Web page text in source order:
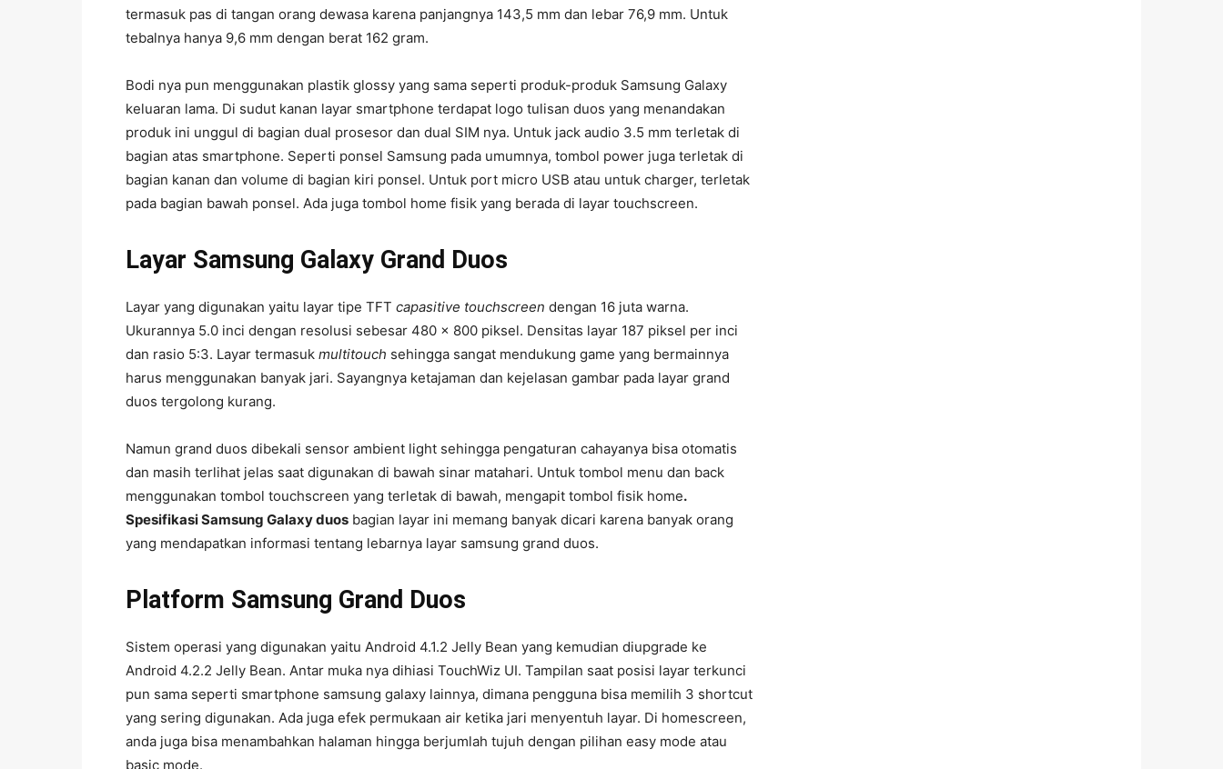
termasuk pas di tangan orang dewasa karena panjangnya 143,5 mm dan lebar 76,9 mm. Untuk
tebalnya hanya 9,6 mm dengan berat 162 gram.
Bodi nya pun menggunakan plastik glossy yang sama seperti produk-produk Samsung Galaxy
keluaran lama. Di sudut kanan layar smartphone terdapat logo tulisan duos yang menandakan
produk ini unggul di bagian dual prosesor dan dual SIM nya. Untuk jack audio 3.5 mm terletak di
bagian atas smartphone. Seperti ponsel Samsung pada umumnya, tombol power juga terletak di
bagian kanan dan volume di bagian kiri ponsel. Untuk port micro USB atau untuk charger, terletak
pada bagian bawah ponsel. Ada juga tombol home fisik yang berada di layar touchscreen.
Layar Samsung Galaxy Grand Duos
Layar yang digunakan yaitu layar tipe TFT capasitive touchscreen dengan 16 juta warna.
Ukurannya 5.0 inci dengan resolusi sebesar 480 x 800 piksel. Densitas layar 187 piksel per inci
dan rasio 5:3. Layar termasuk multitouch sehingga sangat mendukung game yang bermainnya
harus menggunakan banyak jari. Sayangnya ketajaman dan kejelasan gambar pada layar grand
duos tergolong kurang.
Namun grand duos dibekali sensor ambient light sehingga pengaturan cahayanya bisa otomatis
dan masih terlihat jelas saat digunakan di bawah sinar matahari. Untuk tombol menu dan back
menggunakan tombol touchscreen yang terletak di bawah, mengapit tombol fisik home.
Spesifikasi Samsung Galaxy duos bagian layar ini memang banyak dicari karena banyak orang
yang mendapatkan informasi tentang lebarnya layar samsung grand duos.
Platform Samsung Grand Duos
Sistem operasi yang digunakan yaitu Android 4.1.2 Jelly Bean yang kemudian diupgrade ke
Android 4.2.2 Jelly Bean. Antar muka nya dihiasi TouchWiz UI. Tampilan saat posisi layar terkunci
pun sama seperti smartphone samsung galaxy lainnya, dimana pengguna bisa memilih 3 shortcut
yang sering digunakan. Ada juga efek permukaan air ketika jari menyentuh layar. Di homescreen,
anda juga bisa menambahkan halaman hingga berjumlah tujuh dengan pilihan easy mode atau
basic mode.